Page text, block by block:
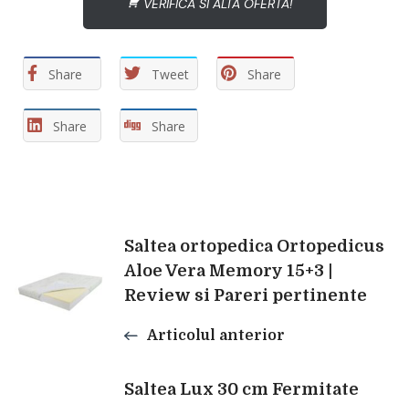
VERIFICA SI ALTA OFERTA!
Share Tweet Share
Share Share
Navigare
în
articole
Saltea ortopedica Ortopedicus
Aloe Vera Memory 15+3 |
Review si Pareri pertinente
Articolul anterior
Saltea Lux 30 cm Fermitate